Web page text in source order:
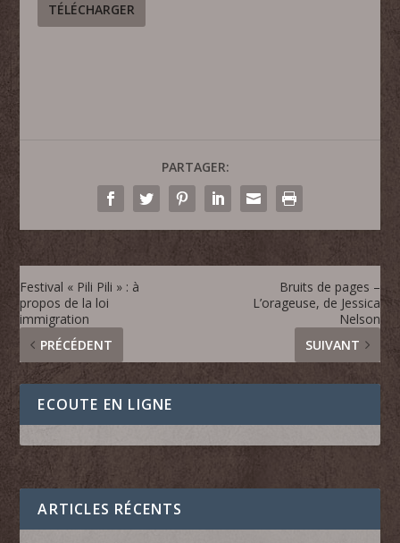
TÉLÉCHARGER
PARTAGER:
Festival « Pili Pili » : à
propos de la loi
immigration
PRÉCÉDENT
Bruits de pages –
L’orageuse, de Jessica
Nelson
SUIVANT
ECOUTE EN LIGNE
ARTICLES RÉCENTS